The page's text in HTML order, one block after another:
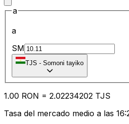
a
a
SM
TJS - Somoni tayiko
1.00 RON = 2.02234202 TJS
Tasa del mercado medio a las